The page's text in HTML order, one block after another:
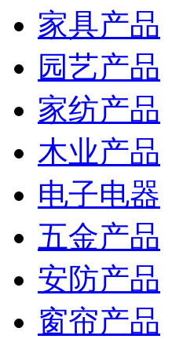
家具产品
园艺产品
家纺产品
木业产品
电子电器
五金产品
安防产品
窗帘产品